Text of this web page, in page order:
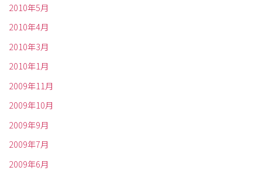
2010年5月
2010年4月
2010年3月
2010年1月
2009年11月
2009年10月
2009年9月
2009年7月
2009年6月